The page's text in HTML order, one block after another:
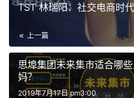
TST 林瑞阳：社交电商时
上一篇
思埠集团未来集市适合哪
妈？
2019年7月17日 pm3:00